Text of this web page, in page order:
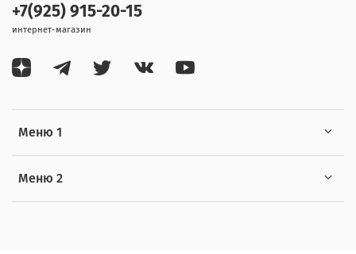
Меню 1
Меню 2
+7(925) 915-20-15
интернет-магазин